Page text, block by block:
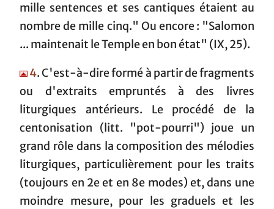
mille sentences et ses cantiques étaient au
nombre de mille cinq." Ou encore : "Salomon
... maintenait le Temple en bon état" (IX, 25).
4. C'est-à-dire formé à partir de fragments
ou d'extraits empruntés à des livres
liturgiques antérieurs. Le procédé de la
centonisation (litt. "pot-pourri") joue un
grand rôle dans la composition des mélodies
liturgiques, particulièrement pour les traits
(toujours en 2e et en 8e modes) et, dans une
moindre mesure, pour les graduels et les